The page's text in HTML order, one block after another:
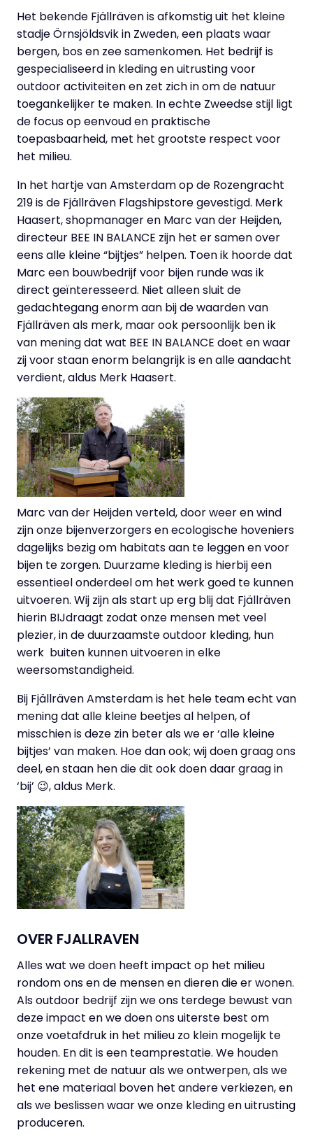
Het bekende Fjällräven is afkomstig uit het kleine
stadje Örnsjöldsvik in Zweden, een plaats waar
bergen, bos en zee samenkomen. Het bedrijf is
gespecialiseerd in kleding en uitrusting voor
outdoor activiteiten en zet zich in om de natuur
toegankelijker te maken. In echte Zweedse stijl ligt
de focus op eenvoud en praktische
toepasbaarheid, met het grootste respect voor
het milieu.
In het hartje van Amsterdam op de Rozengracht
219 is de Fjällräven Flagshipstore gevestigd. Merk
Haasert, shopmanager en Marc van der Heijden,
directeur BEE IN BALANCE zijn het er samen over
eens alle kleine “bijtjes” helpen. Toen ik hoorde dat
Marc een bouwbedrijf voor bijen runde was ik
direct geïnteresseerd. Niet alleen sluit de
gedachtegang enorm aan bij de waarden van
Fjällräven als merk, maar ook persoonlijk ben ik
van mening dat wat BEE IN BALANCE doet en waar
zij voor staan enorm belangrijk is en alle aandacht
verdient, aldus Merk Haasert.
Marc van der Heijden verteld, door weer en wind
zijn onze bijenverzorgers en ecologische hoveniers
dagelijks bezig om habitats aan te leggen en voor
bijen te zorgen. Duurzame kleding is hierbij een
essentieel onderdeel om het werk goed te kunnen
uitvoeren. Wij zijn als start up erg blij dat Fjällräven
hierin BIJdraagt zodat onze mensen met veel
plezier, in de duurzaamste outdoor kleding, hun
werk buiten kunnen uitvoeren in elke
weersomstandigheid.
Bij Fjällräven Amsterdam is het hele team echt van
mening dat alle kleine beetjes al helpen, of
misschien is deze zin beter als we er ‘alle kleine
bijtjes’ van maken. Hoe dan ook; wij doen graag ons
deel, en staan hen die dit ook doen daar graag in
‘bij’ 😉, aldus Merk.
OVER FJALLRAVEN
Alles wat we doen heeft impact op het milieu
rondom ons en de mensen en dieren die er wonen.
Als outdoor bedrijf zijn we ons terdege bewust van
deze impact en we doen ons uiterste best om
onze voetafdruk in het milieu zo klein mogelijk te
houden. En dit is een teamprestatie. We houden
rekening met de natuur als we ontwerpen, als we
het ene materiaal boven het andere verkiezen, en
als we beslissen waar we onze kleding en uitrusting
produceren.